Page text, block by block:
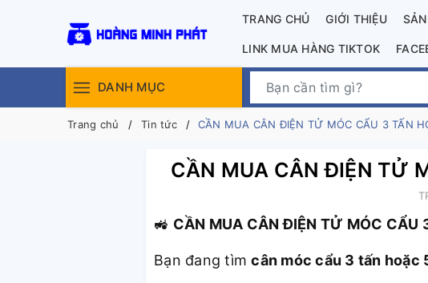
TRANG CHỦ GIỚI THIỆU
LINK MUA HÀNG TIKTOK
DANH MỤC
Trang chủ Tin tức CẦN MUA CÂN ĐIỆN TỬ MÓC CẨU 3 TẤN
CẦN MUA CÂN ĐIỆN TỬ
🚜 CẦN MUA CÂN ĐIỆN TỬ MÓC CẨU
Bạn đang tìmcân móc cẩu 3 tấn hoặc